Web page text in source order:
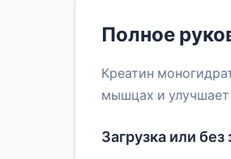
Полное
Креатин
мышцах и улучшает
Загрузка или без